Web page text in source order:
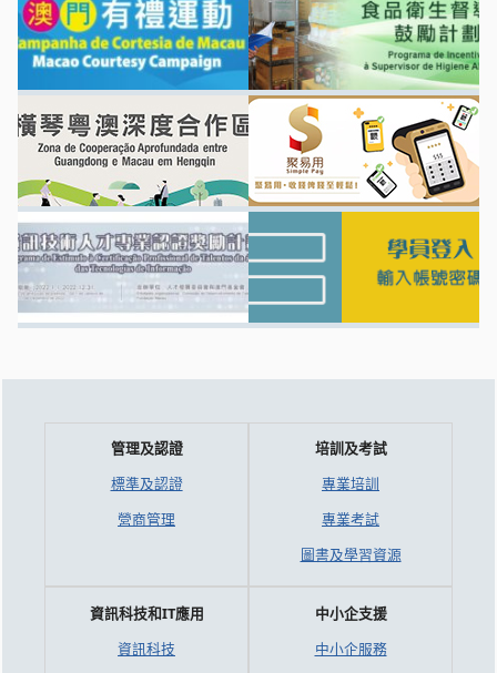
管理及認證
標準及認證
營商管理
培訓及考試
專業培訓
專業考試
圖書及學習資源
資訊科技和IT應用
資訊科技
中小企支援
中小企服務